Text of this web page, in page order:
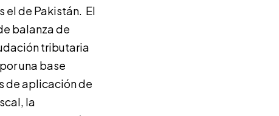
el de Pakistán. El
balanza de
tributaria
una base
de aplicación de
la